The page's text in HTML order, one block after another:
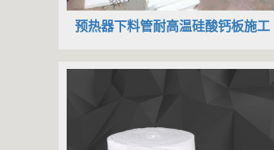
预热器下料管耐高温硅酸钙板施工